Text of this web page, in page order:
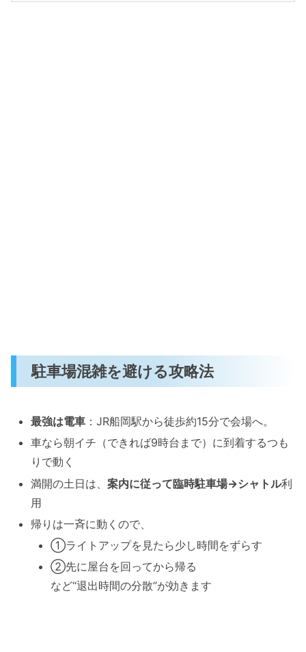
駐車場混雑を避ける攻略法
最強は電車 ：JR船岡駅から徒歩約15分で会場へ。
車なら朝イチ（できれば9時台まで）に到着するつも
りで動く
満開の土日は、案内に従って臨時駐車場→シャトル利
用
帰りは一斉に動くので、
①ライトアップを見たら少し時間をずらす
②先に屋台を回ってから帰る
など“退出時間の分散”が効きます